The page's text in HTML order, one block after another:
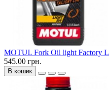
MOTUL Fork Oil light Factory
545.00 грн.
В кошик